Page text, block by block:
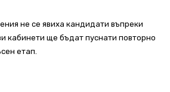
не се явиха кандидати въпреки
кабинети ще бъдат пуснати повторно
етап.